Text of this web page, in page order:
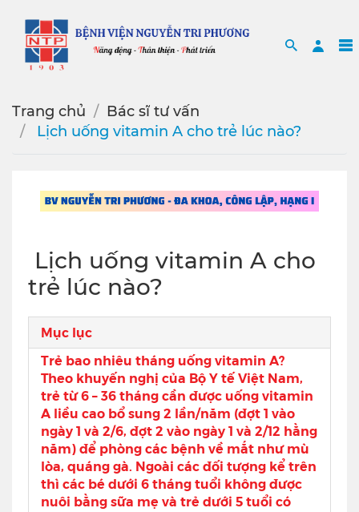
Search
Trang chủ
Bác sĩ tư vấn
️ Lịch uống vitamin A cho trẻ lúc nào?
️ Lịch uống vitamin A cho
trẻ lúc nào?
Mục lục
Trẻ bao nhiêu tháng uống vitamin A?
Theo khuyến nghị của Bộ Y tế Việt Nam,
trẻ từ 6 – 36 tháng cần được uống vitamin
A liều cao bổ sung 2 lần/năm (đợt 1 vào
ngày 1 và 2/6, đợt 2 vào ngày 1 và 2/12 hằng
năm) để phòng các bệnh về mắt như mù
lòa, quáng gà. Ngoài các đối tượng kể trên
thì các bé dưới 6 tháng tuổi không được
nuôi bằng sữa mẹ và trẻ dưới 5 tuổi có